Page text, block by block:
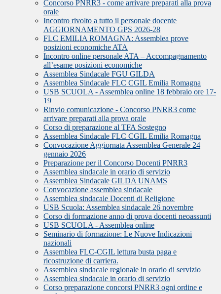
Concorso PNRR3 - come arrivare preparati alla prova
orale
Incontro rivolto a tutto il personale docente
AGGIORNAMENTO GPS 2026-28
FLC EMILIA ROMAGNA: Assemblea prove
posizioni economiche ATA
Incontro online personale ATA – Accompagnamento
all’esame posizioni economiche
Assemblea Sindacale FGU GILDA
Assemblea Sindacale FLC CGIL Emilia Romagna
USB SCUOLA - Assemblea online 18 febbraio ore 17-
19
Rinvio comunicazione - Concorso PNRR3 come
arrivare preparati alla prova orale
Corso di preparazione al TFA Sostegno
Assemblea Sindacale FLC CGIL Emilia Romagna
Convocazione Aggiornata Assemblea Generale 24
gennaio 2026
Preparazione per il Concorso Docenti PNRR3
Assemblea sindacale in orario di servizio
Assemblea Sindacale GILDA UNAMS
Convocazione assemblea sindacale
Assemblea sindacale Docenti di Religione
USB Scuola: Assemblea sindacale 26 novembre
Corso di formazione anno di prova docenti neoassunti
USB SCUOLA - Assemblea online
Seminario di formazione: Le Nuove Indicazioni
nazionali
Assemblea FLC-CGIL lettura busta paga e
ricostruzione di carriera.
Assemblea sindacale regionale in orario di servizio
Assemblea sindacale in orario di servizio
Corso preparazione concorsi PNRR3 ogni ordine e